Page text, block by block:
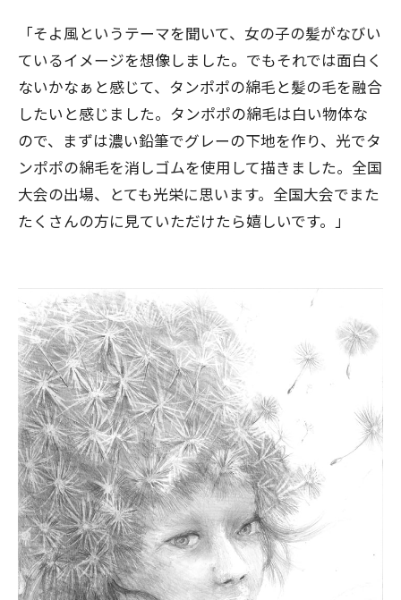
「そよ風というテーマを聞いて、女の子の髪がなびい
ているイメージを想像しました。でもそれでは面白く
ないかなぁと感じて、タンポポの綿毛と髪の毛を融合
したいと感じました。タンポポの綿毛は白い物体な
ので、まずは濃い鉛筆でグレーの下地を作り、光でタ
ンポポの綿毛を消しゴムを使用して描きました。全国
大会の出場、とても光栄に思います。全国大会でまた
たくさんの方に見ていただけたら嬉しいです。」